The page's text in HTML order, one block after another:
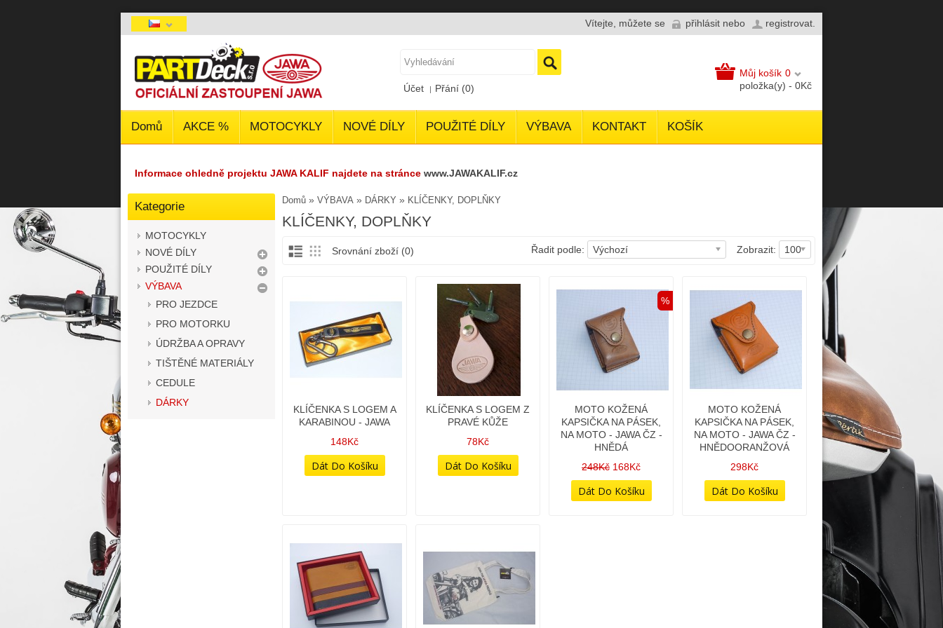
Vítejte, můžete se přihlásit nebo registrovat
Účet Přání (0)
Můj košík 0
položka(y) - 0Kč
Domů AKCE % MOTOCYKLY NOVÉ DÍLY POUŽITÉ DÍLY VÝBAVA KONTAKT KOŠÍK
Informace ohledně projektu JAWA KALIF najdete na stránce www.JAWAKALIF.cz
Kategorie
MOTOCYKLY
NOVÉ DÍLY
POUŽITÉ DÍLY
VÝBAVA
PRO JEZDCE
PRO MOTORKU
ÚDRŽBA A OPRAVY
TIŠTĚNÉ MATERIÁLY
CEDULE
DÁRKY
Domů » VÝBAVA » DÁRKY » KLÍČENKY, DOPLŇKY
KLÍČENKY, DOPLŇKY
Zobrazit: 100
Řadit podle: Výchozí
Srovnání zboží (0)
KLÍČENKA S LOGEM A
KARABINOU - JAWA
148Kč
KLÍČENKA S LOGEM Z
PRAVÉ KŮŽE
78Kč
%
MOTO KOŽENÁ
KAPSIČKA NA PÁSEK,
NA MOTO - JAWA ČZ -
HNĚDÁ
248Kč 168Kč
MOTO KOŽENÁ
KAPSIČKA NA PÁSEK,
NA MOTO - JAWA ČZ -
HNĚDOORANŽOVÁ
298Kč